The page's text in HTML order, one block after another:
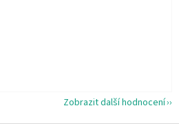
je 5 z 5 hvězdiček.
Zobrazit další hodnocení